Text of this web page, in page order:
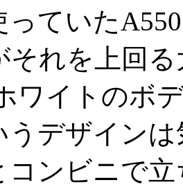
っていた
それを上回
ワイトのボ
うデザイン
コンビニで